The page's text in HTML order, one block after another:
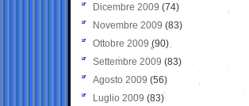
Dicembre 2009 (74)
Novembre 2009 (83)
Ottobre 2009 (90)
Settembre 2009 (83)
Agosto 2009 (56)
Luglio 2009 (83)